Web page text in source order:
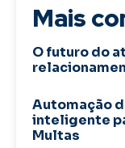
Mais
O futuro do
Automação
inteligente
Multas